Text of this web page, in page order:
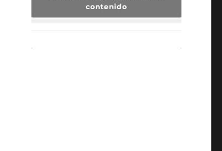
contenido